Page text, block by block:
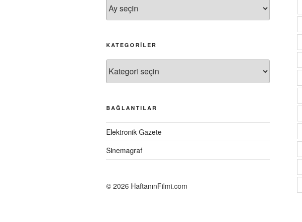
KATEGORILER
BAĞLANTILAR
Elektronik Gazete
Sinemagraf
© 2026 HaftanınFilmi.com